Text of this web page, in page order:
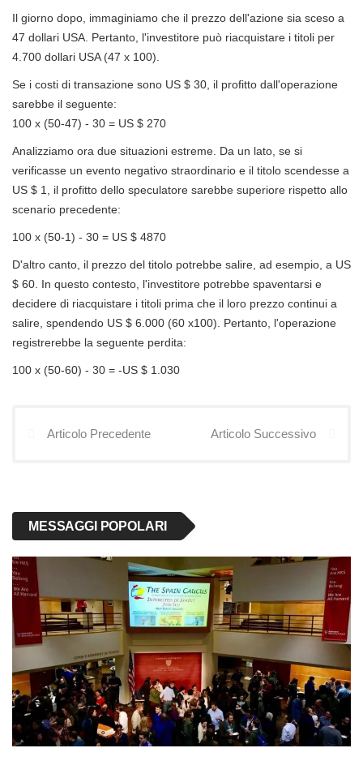
Il giorno dopo, immaginiamo che il prezzo dell'azione sia sceso a
47 dollari USA. Pertanto, l'investitore può riacquistare i titoli per
4.700 dollari USA (47 x 100).
Se i costi di transazione sono US $ 30, il profitto dall'operazione
sarebbe il seguente:
100 x (50-47) - 30 = US $ 270
Analizziamo ora due situazioni estreme. Da un lato, se si
verificasse un evento negativo straordinario e il titolo scendesse a
US $ 1, il profitto dello speculatore sarebbe superiore rispetto allo
scenario precedente:
100 x (50-1) - 30 = US $ 4870
D'altro canto, il prezzo del titolo potrebbe salire, ad esempio, a US
$ 60. In questo contesto, l'investitore potrebbe spaventarsi e
decidere di riacquistare i titoli prima che il loro prezzo continui a
salire, spendendo US $ 6.000 (60 x100). Pertanto, l'operazione
registrerebbe la seguente perdita:
100 x (50-60) - 30 = -US $ 1.030
Articolo Precedente Articolo Successivo
MESSAGGI POPOLARI